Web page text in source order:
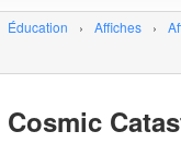
Éducation › Affiches ›
Cosmic